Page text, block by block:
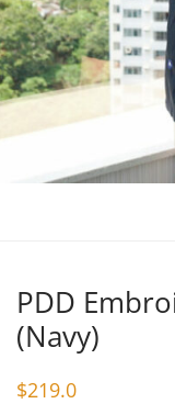
PDD
(Navy)
$219.0